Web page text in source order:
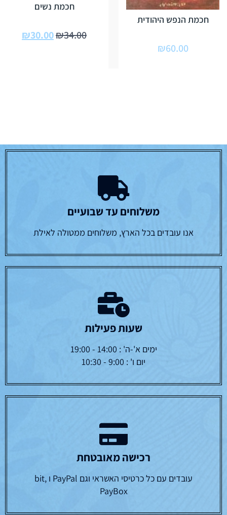
חכמת הנפש היהודית
₪60.00
חכמת נשים
₪34.00
₪30.00
משלוחים עד שבועיים
אנו עובדים בכל הארץ, משלוחים ממטולה לאילת
שעות פעילות
ימים א'-ה' : 14:00 - 19:00
יום ו' : 9:00 - 10:30
רכישה מאובטחת
עובדים עם כל כרטיסי האשראי וגם PayPal ו bit,
PayBox